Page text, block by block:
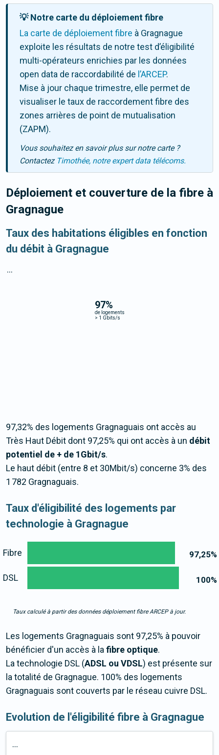
💡 Notre carte du déploiement fibre
La carte de déploiement fibre à Gragnague
exploite les résultats de notre test d’éligibilité
multi-opérateurs enrichies par les données
open data de raccordabilité de l’ARCEP.
Mise à jour chaque trimestre, elle permet de
visualiser le taux de raccordement fibre des
zones arrières de point de mutualisation
(ZAPM).
Vous souhaitez en savoir plus sur notre carte ?
Contactez Timothée, notre expert data télécoms.
Déploiement et couverture de la fibre à
Gragnague
Taux des habitations éligibles en fonction
du débit à Gragnague
97%
de logements
> 1 Gbits/s
...
97,32% des logements Gragnaguais ont accès au
Très Haut Débit dont 97,25% qui ont accès à un débit
potentiel de + de 1Gbit/s.
Le haut débit (entre 8 et 30Mbit/s) concerne 3% des
1 782 Gragnaguais.
Taux d'éligibilité des logements par
technologie à Gragnague
97,25%
100%
Fibre
DSL
Taux calculé à partir des données déploiement fibre ARCEP à jour.
Les logements Gragnaguais sont 97,25% à pouvoir
bénéficier d'un accès à lafibre optique.
La technologie DSL (ADSL ou VDSL) est présente sur
la totalité de Gragnague. 100% des logements
Gragnaguais sont couverts par le réseau cuivre DSL.
Evolution de l'éligibilité fibre à Gragnague
...